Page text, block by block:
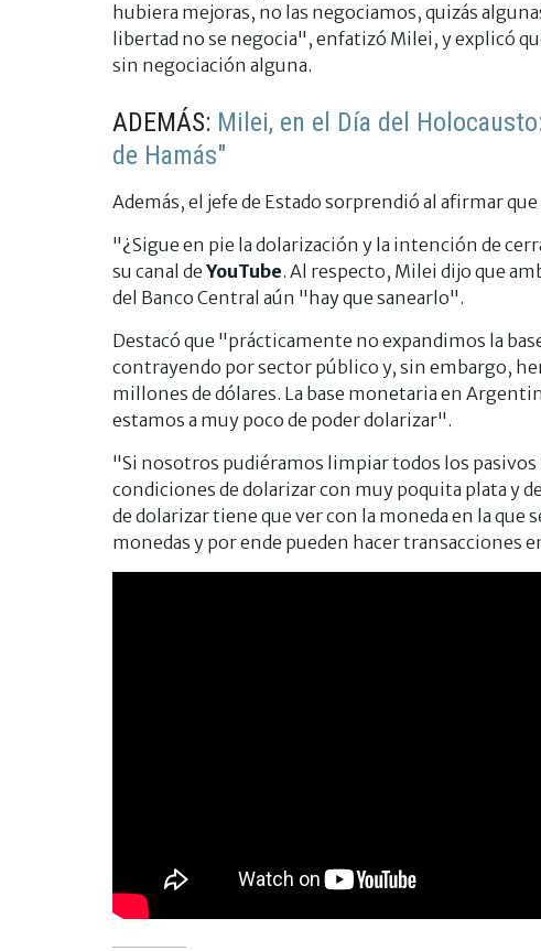
hubiera mejoras, no las negociamos, quizás
libertad no se negocia", enfatizó Milei, y explicó
sin negociación alguna.
ADEMÁS: Milei, en el Día del
de Hamás"
Además, el jefe de Estado sorprendió al afirmar que
"¿Sigue en pie la dolarización y la intención de
su canal de YouTube. Al respecto, Milei dijo que
del Banco Central aún "hay que sanearlo".
Destacó que "prácticamente no expandimos la
contrayendo por sector público y, sin embargo,
millones de dólares. La base monetaria en
estamos a muy poco de poder dolarizar".
"Si nosotros pudiéramos limpiar todos los
condiciones de dolarizar con muy poquita plata y
de dolarizar tiene que ver con la moneda en la que
monedas y por ende pueden hacer transacciones